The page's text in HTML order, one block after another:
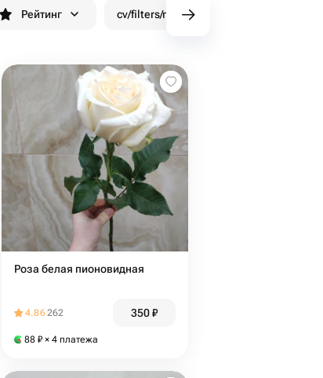
Рейтинг cv/filters/name_fast_delivery
Роза белая пионовидная
4.86262 350₽
88 ₽ × 4 платежа